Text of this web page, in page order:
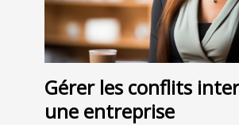
Gérer les conflits
une entreprise